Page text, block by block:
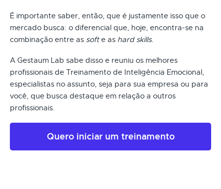
É importante saber, então, que é justamente isso que o
mercado busca: o diferencial que, hoje, encontra-se na
combinação entre as softe as hard skills.
A Gestaum Lab sabe disso e reuniu os melhores
profissionais de Treinamento de Inteligência Emocional,
especialistas no assunto, seja para sua empresa ou para
você, que busca destaque em relação a outros
profissionais.
Quero iniciar um treinamento